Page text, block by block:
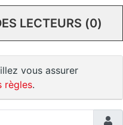
LECTEURS (0)
vous assurer
règles.